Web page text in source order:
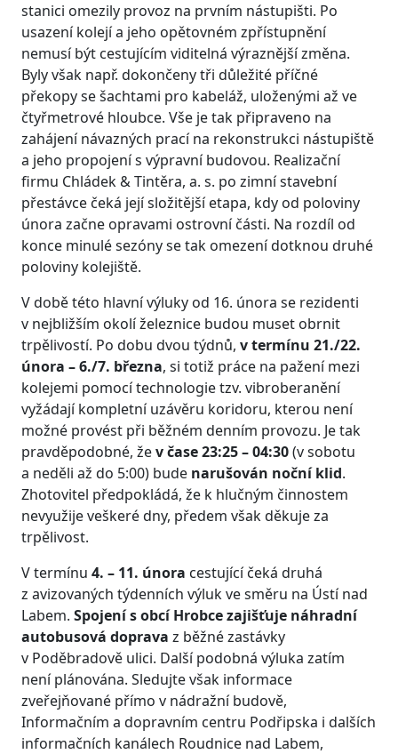
stanici omezily provoz na prvním nástupišti. Po
usazení kolejí a jeho opětovném zpřístupnění
nemusí být cestujícím viditelná výraznější změna.
Byly však např. dokončeny tři důležité příčné
překopy se šachtami pro kabeláž, uloženými až ve
čtyřmetrové hloubce. Vše je tak připraveno na
zahájení návazných prací na rekonstrukci nástupiště
a jeho propojení s výpravní budovou. Realizační
firmu Chládek & Tintěra, a. s. po zimní stavební
přestávce čeká její složitější etapa, kdy od poloviny
února začne opravami ostrovní části. Na rozdíl od
konce minulé sezóny se tak omezení dotknou druhé
poloviny kolejiště.
V době této hlavní výluky od 16. února se rezidenti
v nejbližším okolí železnice budou muset obrnit
trpělivostí. Po dobu dvou týdnů, v termínu 21./22.
února – 6./7. března, si totiž práce na pažení mezi
kolejemi pomocí technologie tzv. vibroberanění
vyžádají kompletní uzávěru koridoru, kterou není
možné provést při běžném denním provozu. Je tak
pravděpodobné, žev čase 23:25 – 04:30(v sobotu
a neděli až do 5:00) bude narušován noční klid.
Zhotovitel předpokládá, že k hlučným činnostem
nevyužije veškeré dny, předem však děkuje za
trpělivost.
V termínu 4. – 11. února cestující čeká druhá
z avizovaných týdenních výluk ve směru na Ústí nad
Labem. Spojení s obcí Hrobce zajišťuje náhradní
autobusová doprava z běžné zastávky
v Poděbradově ulici. Další podobná výluka zatím
není plánována. Sledujte však informace
zveřejňované přímo v nádražní budově,
Informačním a dopravním centru Podřipska i dalších
informačních kanálech Roudnice nad Labem,